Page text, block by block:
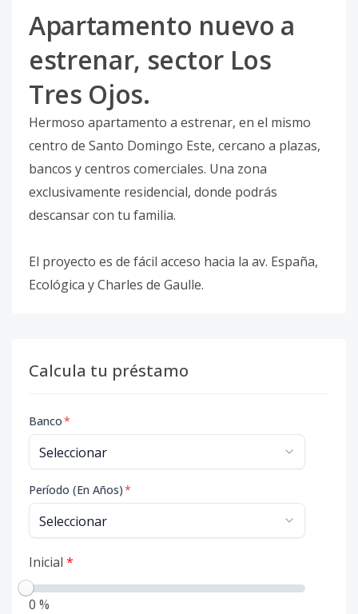
Apartamento nuevo a
estrenar, sector Los
Tres Ojos.
Hermoso apartamento a estrenar, en el mismo
centro de Santo Domingo Este, cercano a plazas,
bancos y centros comerciales. Una zona
exclusivamente residencial, donde podrás
descansar con tu familia.
El proyecto es de fácil acceso hacia la av. España,
Ecológica y Charles de Gaulle.
Calcula tu préstamo
Banco*
Período (En Años)*
Inicial *
0 %